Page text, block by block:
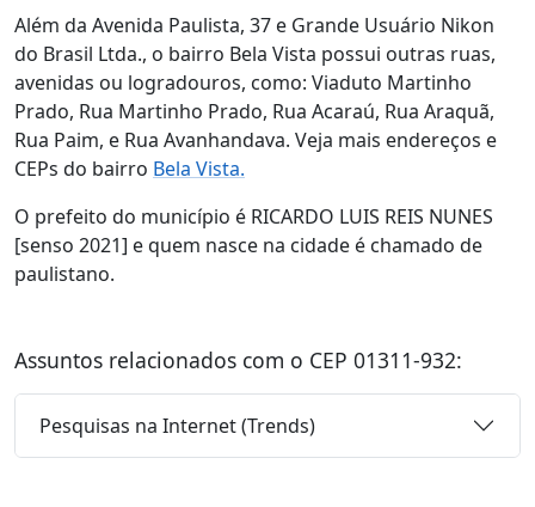
Além da Avenida Paulista, 37 e Grande Usuário Nikon
do Brasil Ltda., o bairro Bela Vista possui outras ruas,
avenidas ou logradouros, como: Viaduto Martinho
Prado, Rua Martinho Prado, Rua Acaraú, Rua Araquã,
Rua Paim, e Rua Avanhandava. Veja mais endereços e
CEPs do bairro Bela Vista.
O prefeito do município é RICARDO LUIS REIS NUNES
[senso 2021] e quem nasce na cidade é chamado de
paulistano.
Assuntos relacionados com o CEP 01311-932:
Pesquisas na Internet (Trends)